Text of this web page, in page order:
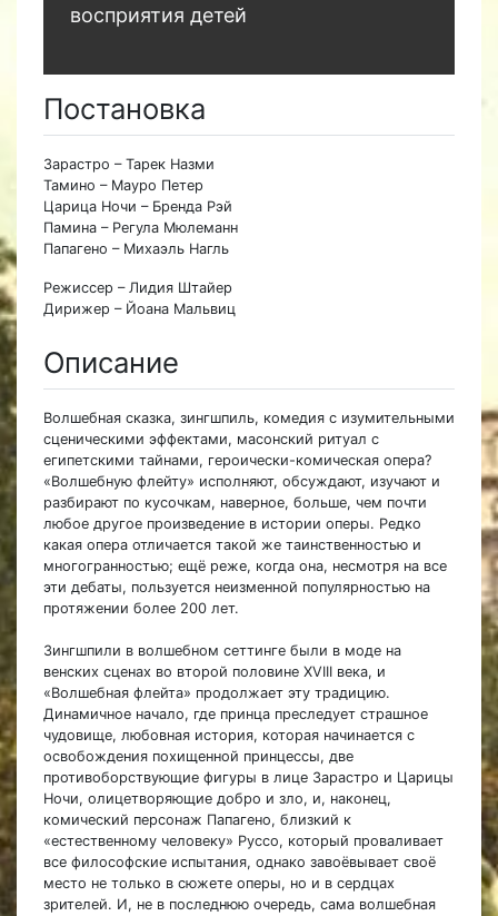
восприятия детей
Постановка
Зарастро – Тарек Назми
Тамино – Мауро Петер
Царица Ночи – Бренда Рэй
Памина – Регула Мюлеманн
Папагено – Михаэль Нагль
Режиссер – Лидия Штайер
Дирижер – Йоана Мальвиц
Описание
Волшебная сказка, зингшпиль, комедия с изумительными
сценическими эффектами, масонский ритуал с
египетскими тайнами, героически-комическая опера?
«Волшебную флейту» исполняют, обсуждают, изучают и
разбирают по кусочкам, наверное, больше, чем почти
любое другое произведение в истории оперы. Редко
какая опера отличается такой же таинственностью и
многогранностью; ещё реже, когда она, несмотря на все
эти дебаты, пользуется неизменной популярностью на
протяжении более 200 лет.
Зингшпили в волшебном сеттинге были в моде на
венских сценах во второй половине XVIII века, и
«Волшебная флейта» продолжает эту традицию.
Динамичное начало, где принца преследует страшное
чудовище, любовная история, которая начинается с
освобождения похищенной принцессы, две
противоборствующие фигуры в лице Зарастро и Царицы
Ночи, олицетворяющие добро и зло, и, наконец,
комический персонаж Папагено, близкий к
«естественному человеку» Руссо, который проваливает
все философские испытания, однако завоёвывает своё
место не только в сюжете оперы, но и в сердцах
зрителей. И, не в последнюю очередь, сама волшебная